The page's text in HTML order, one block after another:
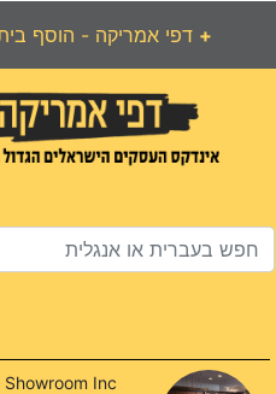
+
Showroom Inc